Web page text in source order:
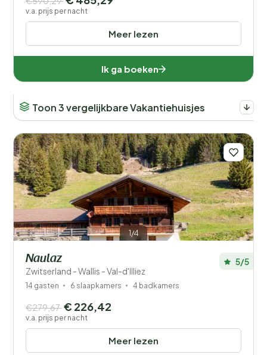
Wanneer?
Aantal gasten?
Afstand 1
Prijs
Populaire filters
Voorzieningen
Wellness
Meer lezen
v.a. prijs per nacht
Ik ga boeken
Toon 3 vergelijkbare Vakantiehuisjes
1/4
Naulaz
Zwitserland - Wallis - Val-d'Illiez
5/5
14 gasten 6 slaapkamers 4 badkamers
Meer lezen
€279,67 € 226,42
v.a. prijs per nacht